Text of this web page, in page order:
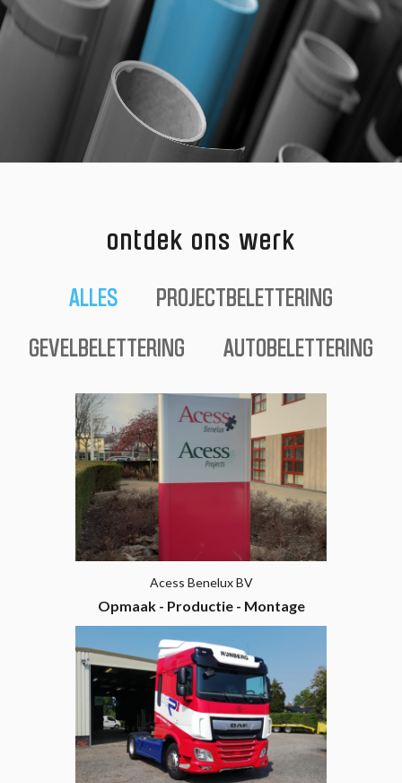
ontdek ons werk
ALLES PROJECTBELETTERING
GEVELBELETTERING AUTOBELETTERING
Acess Benelux BV
Opmaak - Productie - Montage